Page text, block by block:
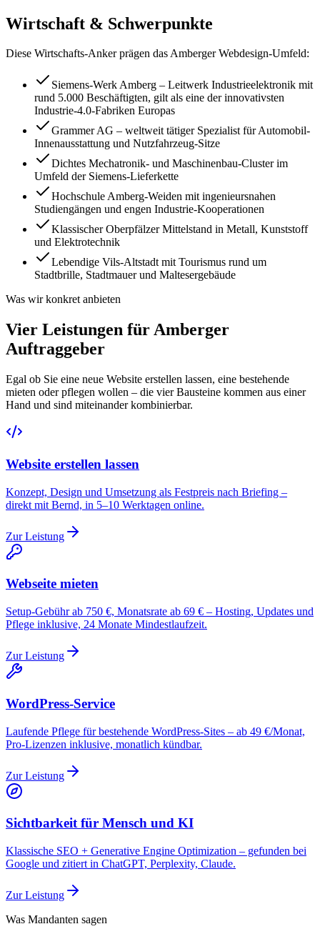
Wirtschaft & Schwerpunkte
Diese Wirtschafts-Anker prägen dasAmberger Webdesign-Umfeld:
Siemens-Werk Amberg – Leitwerk Industrieelektronik mit
rund 5.000 Beschäftigten, gilt als eine der innovativsten
Industrie-4.0-Fabriken Europas
Grammer AG – weltweit tätiger Spezialist für Automobil-
Innenausstattung und Nutzfahrzeug-Sitze
Dichtes Mechatronik- und Maschinenbau-Cluster im
Umfeld der Siemens-Lieferkette
Hochschule Amberg-Weiden mit ingenieursnahen
Studiengängen und engen Industrie-Kooperationen
Klassischer Oberpfälzer Mittelstand in Metall, Kunststoff
und Elektrotechnik
Lebendige Vils-Altstadt mit Tourismus rund um
Stadtbrille, Stadtmauer und Maltesergebäude
Was wir konkret anbieten
Vier Leistungen für Amberger
Auftraggeber
Egal ob Sie eine neue Website erstellen lassen, eine bestehende
mieten oder pflegen wollen – die vier Bausteine kommen aus einer
Hand und sind miteinander kombinierbar.
Website erstellen lassen
Konzept, Design und Umsetzung als Festpreis nach Briefing –
direkt mit Bernd, in 5–10 Werktagen online.
Zur Leistung
Webseite mieten
Setup-Gebühr ab 750 €, Monatsrate ab 69 € – Hosting, Updates und
Pflege inklusive, 24 Monate Mindestlaufzeit.
Zur Leistung
WordPress-Service
Laufende Pflege für bestehende WordPress-Sites – ab 49 €/Monat,
Pro-Lizenzen inklusive, monatlich kündbar.
Zur Leistung
Sichtbarkeit für Mensch und KI
Klassische SEO + Generative Engine Optimization – gefunden bei
Google und zitiert in ChatGPT, Perplexity, Claude.
Zur Leistung
Was Mandanten sagen